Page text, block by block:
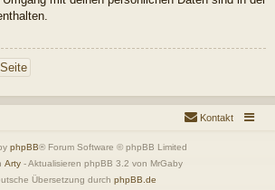
Kontakt
phpBB® Forum Software © phpBB Limited
Arty- Aktualisieren phpBB 3.2 von MrGaby
Übersetzung durch phpBB.de